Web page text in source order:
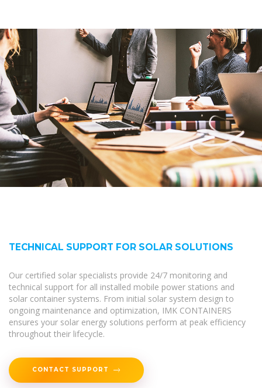
TECHNICAL SUPPORT FOR SOLAR SOLUTIONS
Our certified solar specialists provide 24/7 monitoring and
technical support for all installed mobile power stations and
solar container systems. From initial solar system design to
ongoing maintenance and optimization, IMK CONTAINERS
ensures your solar energy solutions perform at peak efficiency
throughout their lifecycle.
CONTACT SUPPORT